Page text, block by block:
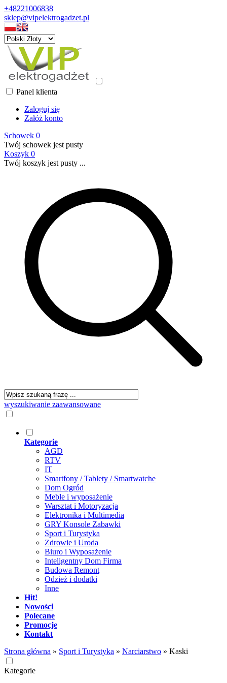
+48221006838
sklep@vipelektrogadzet.pl
Panel klienta
Zaloguj się
Załóż konto
Schowek 0
Twój schowek jest pusty
Koszyk 0
Twój koszyk jest pusty ...
wyszukiwanie zaawansowane
Kategorie
AGD
RTV
IT
Smartfony / Tablety / Smartwatche
Dom Ogród
Meble i wyposażenie
Warsztat i Motoryzacja
Elektronika i Multimedia
GRY Konsole Zabawki
Sport i Turystyka
Zdrowie i Uroda
Biuro i Wyposażenie
Inteligentny Dom Firma
Budowa Remont
Odzież i dodatki
Inne
Hit!
Nowości
Polecane
Promocje
Kontakt
Strona główna » Sport i Turystyka » Narciarstwo » Kaski
Kategorie